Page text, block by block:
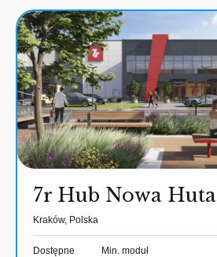
7r Hub Nowa Huta
Kraków, Polska
Dostępne Min. moduł